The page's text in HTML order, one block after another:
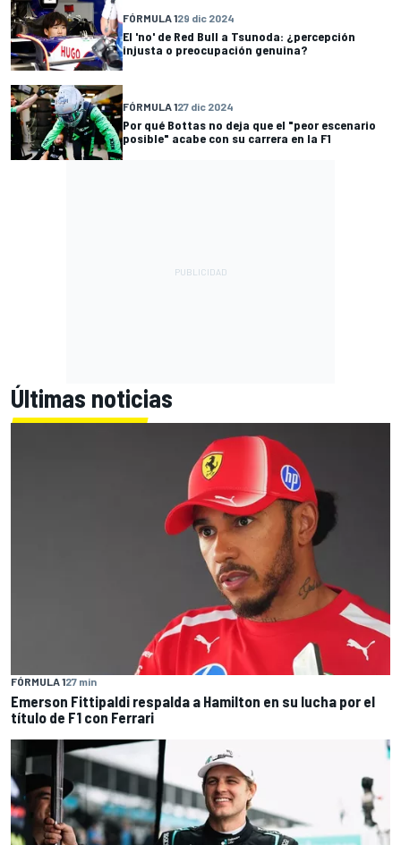
FÓRMULA 129 dic 2024
El 'no' de Red Bull a Tsunoda: ¿percepción
injusta o preocupación genuina?
FÓRMULA 127 dic 2024
Por qué Bottas no deja que el "peor escenario
posible" acabe con su carrera en la F1
Últimas noticias
FÓRMULA 127 min
Emerson Fittipaldi respalda a Hamilton en su lucha por el
título de F1 con Ferrari